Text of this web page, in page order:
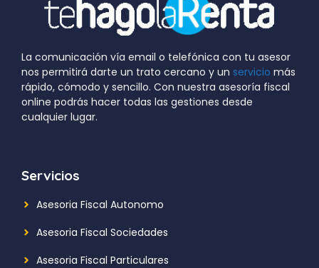
La comunicación vía email o telefónica con tu asesor
nos permitirá darte un trato cercano y un servicio más
rápido, cómodo y sencillo. Con nuestra asesoría fiscal
online podrás hacer todas las gestiones desde
cualquier lugar.
Servicios
Asesoria Fiscal Autonomo
Asesoria Fiscal Sociedades
Asesoria Fiscal Particulares